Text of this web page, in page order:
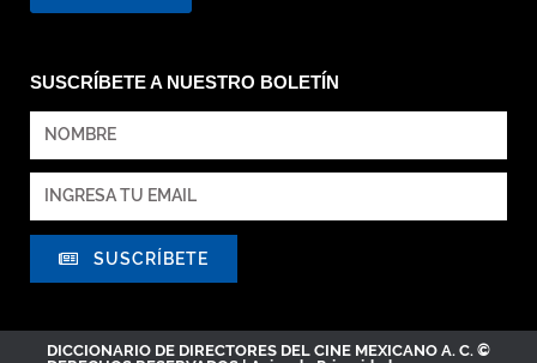
SUSCRÍBETE A NUESTRO BOLETÍN
SUSCRÍBETE
DICCIONARIO DE DIRECTORES DEL CINE MEXICANO A. C. ©